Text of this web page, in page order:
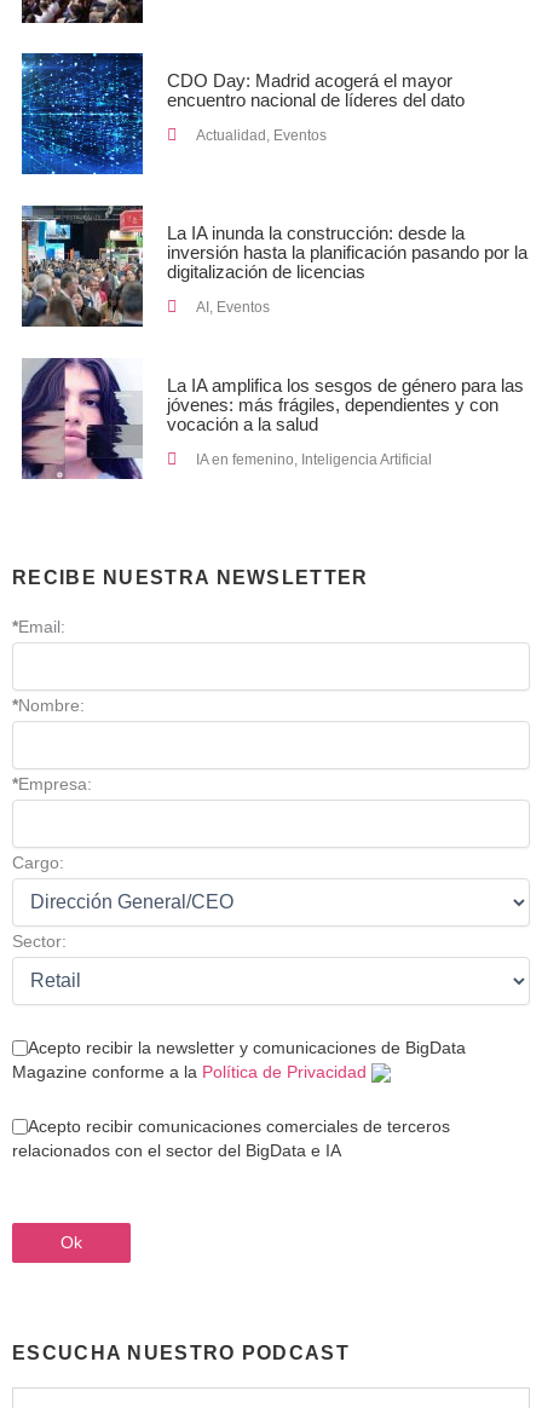
CDO Day: Madrid acogerá el mayor
encuentro nacional de líderes del dato
Actualidad , Eventos
La IA inunda la construcción: desde la
inversión hasta la planificación pasando por la
digitalización de licencias
AI , Eventos
La IA amplifica los sesgos de género para las
jóvenes: más frágiles, dependientes y con
vocación a la salud
IA en femenino Inteligencia Artificial
RECIBE NUESTRA NEWSLETTER
*Email:
*Nombre:
*Empresa:
Cargo:
Sector:
Acepto recibir la newsletter y comunicaciones de BigData
Magazine conforme a la Política de Privacidad
Acepto recibir comunicaciones comerciales de terceros
relacionados con el sector del BigData e IA
ESCUCHA NUESTRO PODCAST